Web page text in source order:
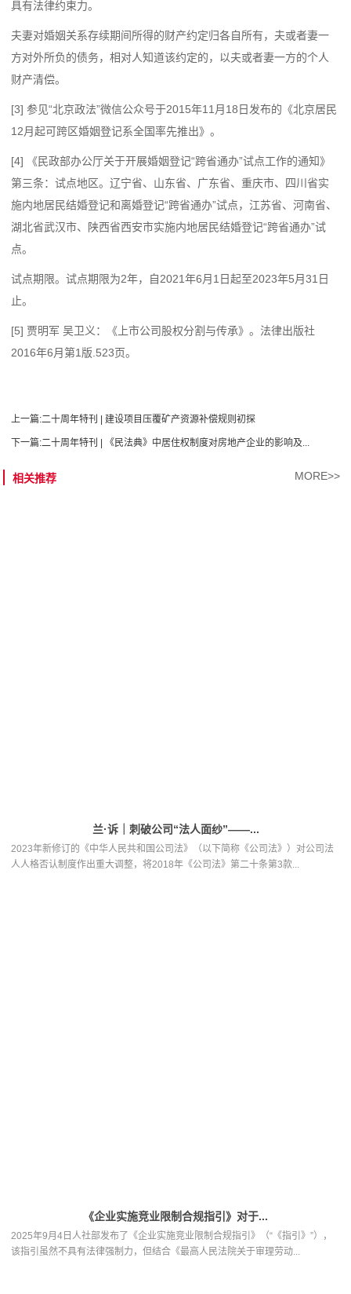
具有法律约束力。
夫妻对婚姻关系存续期间所得的财产约定归各自所有，夫或者妻一
方对外所负的债务，相对人知道该约定的，以夫或者妻一方的个人
财产清偿。
[3] 参见“北京政法”微信公众号于2015年11月18日发布的《北京居民
12月起可跨区婚姻登记系全国率先推出》。
[4] 《民政部办公厅关于开展婚姻登记“跨省通办”试点工作的通知》
第三条：试点地区。辽宁省、山东省、广东省、重庆市、四川省实
施内地居民结婚登记和离婚登记“跨省通办”试点，江苏省、河南省、
湖北省武汉市、陕西省西安市实施内地居民结婚登记“跨省通办”试
点。
试点期限。试点期限为2年，自2021年6月1日起至2023年5月31日
止。
[5] 贾明军 吴卫义：《上市公司股权分割与传承》。法律出版社
2016年6月第1版.523页。
上一篇:二十周年特刊 | 建设项目压覆矿产资源补偿规则初探
下一篇:二十周年特刊 | 《民法典》中居住权制度对房地产企业的影响及...
相关推荐 MORE>>
兰·诉｜刺破公司“法人面纱”——...
2023年新修订的《中华人民共和国公司法》（以下简称《公司法》）对公司法
人人格否认制度作出重大调整，将2018年《公司法》第二十条第3款...
《企业实施竞业限制合规指引》对于...
2025年9月4日人社部发布了《企业实施竞业限制合规指引》（“《指引》”），
该指引虽然不具有法律强制力，但结合《最高人民法院关于审理劳动...